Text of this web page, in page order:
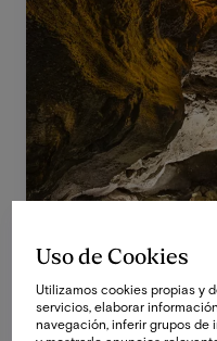
Uso de Cookies
Utilizamos cookies propias y
servicios, elaborar
navegación, inferir grupos de